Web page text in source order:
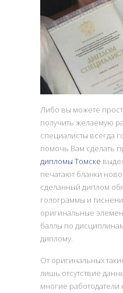
Либо вы можете
получить желаемую
специалисты всегда
помочь Вам сделать
дипломы Томске
печатают бланки
сделанный диплом
голограммы и
оригинальные
баллы по
диплому.
От оригинальных
лишь отсутствие
многие работодатели